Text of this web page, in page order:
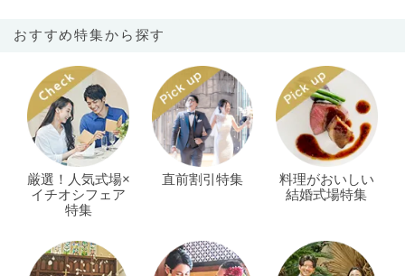
おすすめ特集から探す
厳選！人気式場×
イチオシフェア
特集
直前割引特集
料理がおいしい
結婚式場特集